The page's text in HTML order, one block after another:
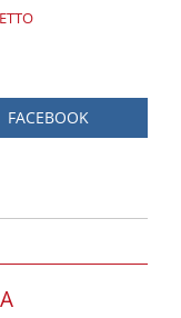
FACEBOOK